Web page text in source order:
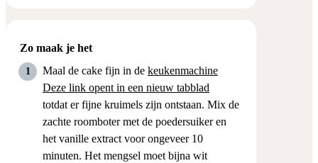
Zo maak je het
Maal de cake fijn in de keukenmachine
Deze link opent in een nieuw tabblad
totdat er fijne kruimels zijn ontstaan. Mix de
zachte roomboter met de poedersuiker en
het vanille extract voor ongeveer 10
minuten. Het mengsel moet bijna wit